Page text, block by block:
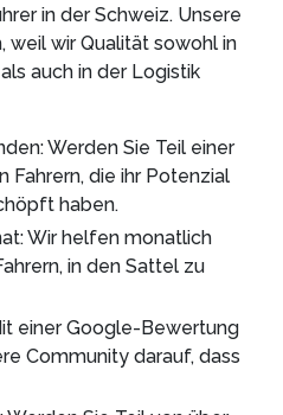
in der Schweiz. Unsere
wir Qualität sowohl in
auch in der Logistik
Werden Sie Teil einer
Fahrern, die ihr Potenzial
haben.
Wir helfen monatlich
in den Sattel zu
einer Google-Bewertung
Community darauf, dass